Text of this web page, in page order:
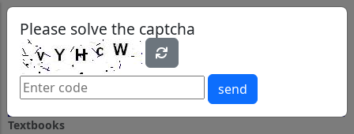
Please solve the captcha
send
Textbooks